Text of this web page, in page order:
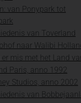
van Ponypark tot
van Toverland
naar Walibi
mis met het Land
Paris, anno 1992
Studios, anno 2002
van